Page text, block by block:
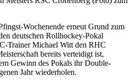
Wochenende erneut Grund zum
deutschen Rollhockey-Pokal
Trainer Michael Witt den RHC
bereits verteidigt ist,
Gewinn des Pokals ihr Double-
Jahr wiederholen.